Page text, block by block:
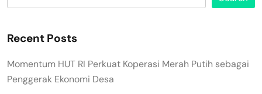
Recent Posts
Momentum HUT RI Perkuat Koperasi Merah Putih sebagai
Penggerak Ekonomi Desa